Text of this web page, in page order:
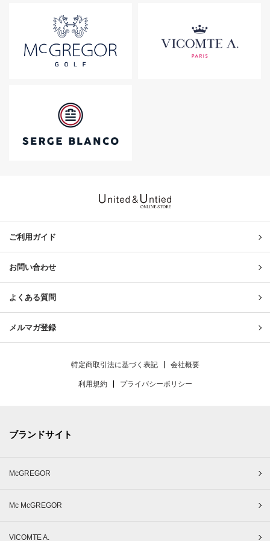
ご利用ガイド
お問い合わせ
よくある質問
メルマガ登録
特定商取引法に基づく表記 会社概要
利用規約 プライバシーポリシー
ブランドサイト
McGREGOR
Mc McGREGOR
VICOMTE A.